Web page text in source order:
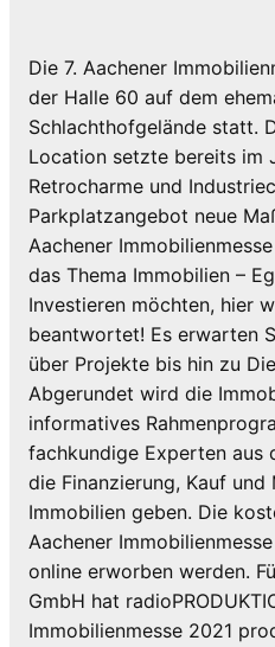
Die 7. Aachener
der Halle 60 auf dem
Schlachthofgelände statt.
Location setzte bereits im
Retrocharme und
Parkplatzangebot neue
Aachener
das Thema Immobilien –
Investieren möchten, hier
beantwortet! Es erwarten
über Projekte bis hin zu
Abgerundet wird die
informatives
fachkundige Experten aus
die Finanzierung, Kauf
Immobilien geben. Die
Aachener
online erworben werden.
GmbH hat
Immobilienmesse 2021